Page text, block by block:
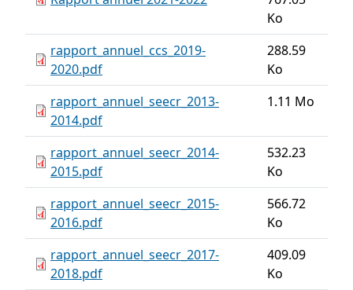
Ko
rapport_annuel_ccs_2019-
2020.pdf
288.59
Ko
rapport_annuel_seecr_2013-
2014.pdf
1.11 Mo
rapport_annuel_seecr_2014-
2015.pdf
532.23
Ko
rapport_annuel_seecr_2015-
2016.pdf
566.72
Ko
rapport_annuel_seecr_2017-
2018.pdf
409.09
Ko